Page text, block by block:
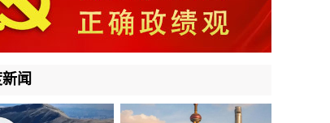
闻